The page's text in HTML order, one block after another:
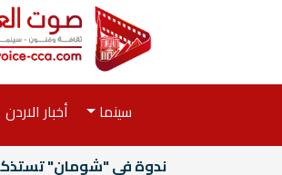
سينما أخبار الاردن
ندوة في "شومان" تستذكر